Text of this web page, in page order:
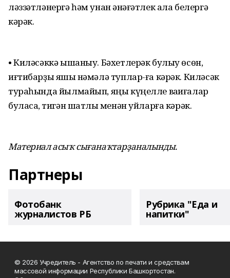
ләззәтләнергә һәм унан ҡәнәғәтлек ала белергә
кәрәк.
• Киләсәккә ышаныу. Бәхетлерәк булыу өсөн,
иғтибарҙы яҡшы нәмәлә туплар-ға кәрәк. Киләсәк
тураһында йылмайып, яңы күңелле ваҡиғалар
буласаҡ, тигән шатлыҡ менән уйларға кәрәк.
Материал асыҡ сығанаҡтарҙаналынды.
Партнеры
Фотобанк
журналистов РБ
Рубрика "Еда и
напитки"
© 2026 Учредитель - Агентство по печати и средствам
массовой информации Республики Башкортостан.